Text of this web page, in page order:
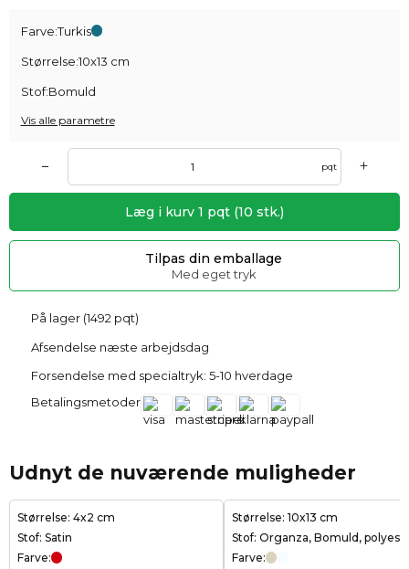
Farve:Turkis
Størrelse:10x13 cm
Stof:Bomuld
Vis alle parametre
– pqt +
Læg i kurv 1 pqt (10 stk.)
Tilpas din emballage
Med eget tryk
På lager (1492 pqt)
Afsendelse næste arbejdsdag
Forsendelse med specialtryk: 5-10 hverdage
Betalingsmetoder
Udnyt de nuværende muligheder
Størrelse: 4x2 cm
Stof: Satin
Farve:
Størrelse: 10x13 cm
Stof: Organza, Bomuld,
Farve: